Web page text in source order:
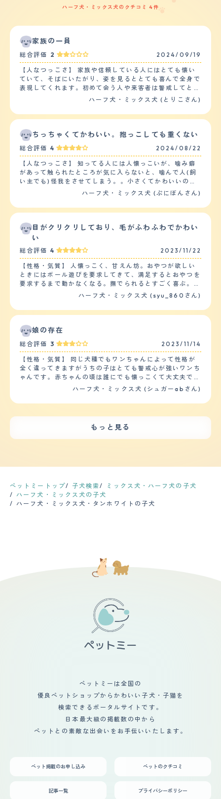
ハーフ犬・ミックス犬のクチコミ 4件
家族の一員
総合評価 2 2024/09/19
【人なつっこさ】 家族や信頼している人にはとても懐い
ていて、そばにいたがり、姿を見るととても喜んで全身で
表現してくれます。初めて会う人や来客者は警戒してとて
も吠えて、噛みつこうとすることもあります。子どもも苦
丸まり、引き返そうとしたり立ち止まって動かなくなって
の犬とすれ違っても噛みつこうとしたり唸ったりすること
があります。 【落ち着き】 とても落ち着きがなく、特に
散歩に行く時は喜んで飛び上がって体当たりしてきたり、
の近くにいる時は安心して横になりぐっすり寝ていること
もありますが、物音がするとすぐに起きます。 【しつけ
やすさ】 小さい頃はしつけ教室にもいったことがありま
すが、日本犬の雑種と言うことで元々しつけしにくいと言
以外で待っていることができず、一緒に出かけるとトイレ
にいくこともできません。 【お手入れ】 毛がよく抜け
て、年の半分は生え替わり期間なのではないかというくら
いいつも抜け毛があります。なので、車で出かける時もそ
の度に掃除をしなければならず面倒です。カットはしたこ
とありません。春から秋にかけては、月に1回ほど家でシ
ャンプーします。とても健康で、フィラリアの予防接種以
外では病院にかかったことはほぼありません。一度吐いた
りして受診してお薬をもらいました。一週間くらいでよく
なりました。最近は夏はつらそうにしていますが、涼しい
さん、宅配の人などが来ると大きな声で吠えます。その他
があります。また、ご飯の時間が近づいたり散歩に行きた
い時に高い声で鳴くこともあり、うるさいです。 【総
評】 保健所から譲り受けた、元々は捨て犬だった犬で、
あまり利口ではなくしつけも上手くできませんが、家族に
とっては大切な犬でとてもかわいいです。仕事や外出から
帰ると、パァーッっと笑顔になるような表情で出迎えてく
れ、どんな時もお座りして待っていてくれるのは嬉しいで
す。家族の会話のきっかけにもなりますし、散歩すること
しでも減らしてほしいです。
ハーフ犬・ミックス犬 (とりこさん)
ちっちゃくてかわいい。抱っこしても重くない
総合評価 4 2024/08/22
【人なつっこさ】 知ってる人には人懐っこいが、噛み癖
があって触られたところが気に入らないと、噛んで人(飼
い主でも)怪我をさせてしまう。。小さくてかわいいのだ
けど触るのは少し恐い。大人の男性は嫌いで理由もなく噛
そうな」雰囲気の男性を選んでます。配達員さんとか住居
あるし恥ずかしいし、困った子です。でも気を許すと甘え
てきます。かわいい 【落ち着き】 もう4歳で成犬なので
空気を察しているのかとても大人しくねそべってつまんな
てくると、ソワソワ歩き回って、ご飯をあげる時はヨロコ
ビの大ジャンプ(大人の腰の辺りまで何回も)で大騒ぎしま
す。 【しつけやすさ】 根気よく習慣づけて、褒めてご褒
美をあげる、という方法でしつけました。噛み癖だけは自
トレーナーに通わせるのも。。 室内飼いの小型犬で、散
歩は2日に1回程度で、すぐ歩き疲れて帰りたがるので近所
を1周するだけです。 【お手入れ】 毛は白い巻毛でモコモ
コしてかわいいのですが、暑そうなので春から秋は短くカ
ットします。 噛み癖が酷くて麻酔して眠らせないとカッ
トできないので、料金も高くつきます。コストがかかるの
で、カットは2ヶ月に一度だけ、バリカンでできる限り短
くしてもらいます。カット後は毛が無くてブルブル震えて
寒がるので、服を着せてあげます。 健康状態は、まだ4歳
階の窓からジャンプして落ちて、身体中を手術したのです
小型犬にありがちなキャンキャン声ではない。夜中に物音
や気配に反応して鳴かれると、やはりうるさくて眠ってい
は姪っ子の飼い犬で、姪っ子が地方の大学に進学して一人
った。子犬の頃から知っていた犬。子犬の時の可愛さは格
別で、成犬になった今でも小さくて可愛くて(特に歩きか
たがよちよちしててかわいい。噛み癖があるのと、トイレ
ハーフ犬・ミックス犬 (ぷにぼんさん)
目がクリクリしており、毛がふわふわでかわい
い
総合評価 4 2023/11/22
【性格・気質】 人懐っこく、甘えん坊。おやつが欲しい
ときにはボール遊びを要求してきて、満足するとおやつを
要求するまで動かなくなる。撫でられるとすごく喜ぶ。散
歩中にほかの犬とすれ違うと喧嘩をしようとするが怖くて
手に飛び出さないことや、階段を勝手に下りないこと、室
の訓練としてはお手やふせができる程度。ほかのペットは
飼っていないからわからない。 【健康・寿命】 特に健康
問題に悩まされてはいないが、体重が増えすぎてしまうこ
とが過去にあった。ごはんの頻度や散歩の時間を長くする
ことで改善した。また、大きないぼができたことがあり手
術を行った。定期的な健康診断についても同様に特に必要
ないと考えている。 【運動の頻度】 散歩の回数は一日１
回から２回行っている。長さについては朝の散歩では15分
運動を行っているといえる。 【毛の手入れ・シャンプー
回数】 毛の長さはふわふわな長さで、質感（触り心地）
シャンプーの頻度と同様で2か月に一回程度行っている。
【総評】 この犬種の好きなところ、気に入っているとこ
ろはとても甘えん坊であること、人形のように毛並みがふ
してしまったことである。迎え入れの前後で不安だったこ
とは、家族の中に犬があまり好きではないものがいたので
なじむことができるかどうかが不安であった。結果受け入
ことが増えたことや、家族の雰囲気が明るくなったこと、
会話が増えたことがあげられる。普段からあまり運動しな
かったところから散歩を通して外に出るようになったり、
会話の内容の一つとしてペットの話題があることで明る
く、会話を楽しむことができている。
ハーフ犬・ミックス犬 (syu_860さん)
娘の存在
総合評価 3 2023/11/14
【性格・気質】 同じ犬種でもワンちゃんによって性格が
全く違ってきますがうちの子はとても警戒心が強いワンち
ゃんです。赤ちゃんの頃は誰にでも懐っこくて大丈夫でし
たが少し成長した頃から初対面の人間も、わんちゃんもダ
大変でしたしお散歩する時も大変でした。今はワンちゃん
ゃの人形にもビビっています。とくにインターホンが鳴る
とずっと吠えています。 【健康・寿命】 とくになんの問
を壊してしまい下痢をしてしまいます。過去に病気などは
の元気の無さ過去1でした。 【運動の頻度】 すごく運動す
るワンちゃんです。とにかく外が好きで散歩に行きたいと
ずっと吠えています。旦那が仕事に行く時も自分が行ける
んのパックもしてくださりとてもサラサラで帰ってきてく
れます。爪のケアもしてくださるのでそこのお店には本当
のが大変になります。人を家にあまり招待できなくなりま
れでワンちゃんを購入しました。そして4人暮らしなのに
すごく狭いアパートに住んでいて紙タバコをずっと吸って
いて汚いお家だったので引っ越してワンちゃんも住めるア
パートにしましたし、紙タバコを止めることもできまし
かげで旦那との喧嘩もなくなり家族みんな仲良くやってい
ます。最初の頃のトイトレはとても大変で小さな子供がい
るので外した時はお掃除するのが大変でしたし、トイレを
子供が触ったりするのでそれを防ぐ対策をするのも大変で
した。いまは上手にトイレができるようになりました。人
間より覚えが早くてびっくりです。うちのワンちゃんはほ
んとに繊細なのでなにかあるとすぐ下痢になってしまいま
ハーフ犬・ミックス犬 (シュガーabさん)
もっと見る
ペットミートップ 子犬検索
ミックス犬・ハーフ犬の子犬
ハーフ犬・ミックス犬の子犬
ハーフ犬・ミックス犬・タンホワイトの子犬
ペットミーは全国の
優良ペットショップからかわいい子犬・子猫を
検索できるポータルサイトです。
日本最大級の掲載数の中から
ペットとの素敵な出会いをお手伝いいたします。
ペット掲載のお申し込み ペットのクチコミ
記事一覧 プライバシーポリシー